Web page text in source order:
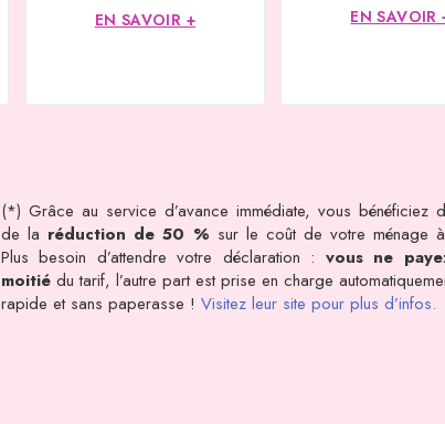
EN SAVOIR + EN SAVOIR
(*) Grâce au service d’avance immédiate, vous bénéficiez
de la réduction de 50 % sur le coût de votre ménage
Plus besoin d’attendre votre déclaration : vous ne
moitié du tarif, l’autre part est prise en charge
rapide et sans paperasse ! Visitez leur site pour plus d’infos.